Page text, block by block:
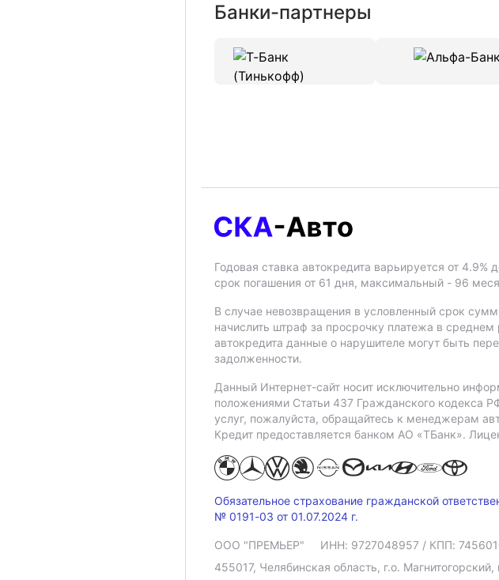
Банки-партнеры
Годовая ставка автокредита варьируется от 4.9%
срок погашения от 61 дня, максимальный - 96
В случае невозвращения в условленный срок
начислить штраф за просрочку платежа в
автокредита данные о нарушителе могут быть
задолженности.
Данный Интернет-сайт носит исключительно
положениями Статьи 437 Гражданского кодекса
услуг, пожалуйста, обращайтесь к менеджерам
Кредит предоставляется банком АO «ТБанк».
Обязательное страхование гражданской
№ 0191-03 от 01.07.2024 г.
ООО "ПРЕМЬЕР" ИНН: 9727048957 / КПП:
455017, Челябинская область, г.о.